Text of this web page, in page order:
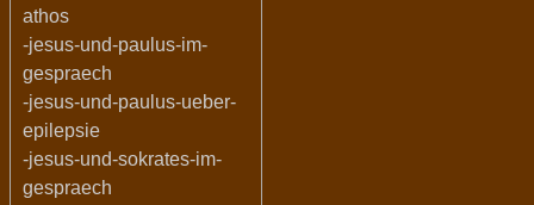
athos
-jesus-und-paulus-im-
gespraech
-jesus-und-paulus-ueber-
epilepsie
-jesus-und-sokrates-im-
gespraech